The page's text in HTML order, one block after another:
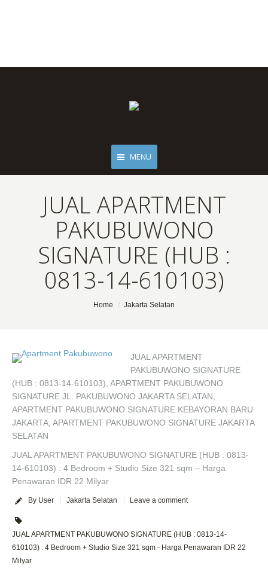
MENU
JUAL APARTMENT
PAKUBUWONO
SIGNATURE (HUB :
0813-14-610103)
Home Jakarta Selatan
JUAL APARTMENT
PAKUBUWONO SIGNATURE
(HUB : 0813-14-610103), APARTMENT PAKUBUWONO
SIGNATURE JL. PAKUBUWONO JAKARTA SELATAN,
APARTMENT PAKUBUWONO SIGNATURE KEBAYORAN BARU
JAKARTA, APARTMENT PAKUBUWONO SIGNATURE JAKARTA
SELATAN
JUAL APARTMENT PAKUBUWONO SIGNATURE (HUB : 0813-
14-610103) : 4 Bedroom + Studio Size 321 sqm – Harga
Penawaran IDR 22 Milyar
By User Jakarta Selatan Leave a comment
JUAL APARTMENT PAKUBUWONO SIGNATURE (HUB : 0813-14-
610103) : 4 Bedroom + Studio Size 321 sqm - Harga Penawaran IDR 22
Milyar